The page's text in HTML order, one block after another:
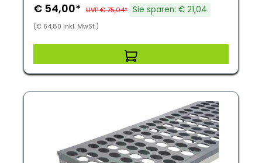
€ 54,00* UVP € 75,04* Sie sparen: € 21,04
(€ 64,80 inkl. MwSt.)